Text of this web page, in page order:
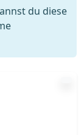
du diese